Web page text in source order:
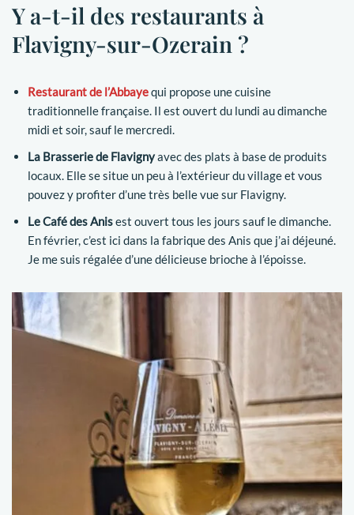
Y a-t-il des restaurants à
Flavigny-sur-Ozerain ?
Restaurant de l’Abbayequi propose une cuisine
traditionnelle française. Il est ouvert du lundi au dimanche
midi et soir, sauf le mercredi.
La Brasserie de Flavignyavec des plats à base de produits
locaux. Elle se situe un peu à l’extérieur du village et vous
pouvez y profiter d’une très belle vue sur Flavigny.
LeCafé des Anisest ouvert tous les jours sauf le dimanche.
En février, c’est ici dans la fabrique des Anis que j’ai déjeuné.
Je me suis régalée d’une délicieuse brioche à l’époisse.